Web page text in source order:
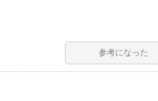
参考になった